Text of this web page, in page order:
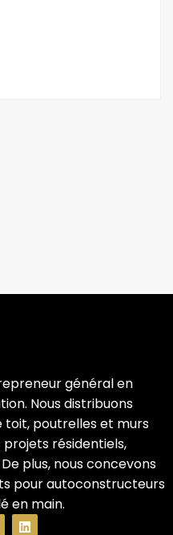
général en
Nous distribuons
poutrelles et murs
résidentiels,
plus, nous concevons
pour autoconstructeurs
en main.